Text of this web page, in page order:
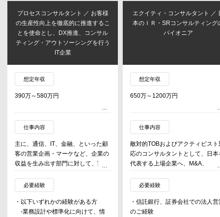
プロセスコンサルタント ／ お客様
の生産性向上を徹底的に推進するこ
とを使命とし、DX推進、コンサル
ティング・アウトソーシングを行う
IT企業
想定年収
390万～580万円
仕事内容
主に、通信、IT、金融、といった顧
客の営業企画・マーケなど、企業の
収益を生み出す部門に対して、実業
務を担当する現場視点での業務設
計・構築～改善をスピーディーに実
現していく。
昨今の環境変化が著しい中で、業務
可視化を行いデジタル実装による改
必要経験
・以下いずれかの経験がある方
-業務設計や標準化に向けて、情
エクイティ・コンサルタント ／
本のＩＲ・SRコンサルティング
パイオニア
想定年収
650万～1200万円
仕事内容
敵対的TOBおよびアクティビスト
応のコンサルタントとして、日本
代表する上場企業へ、M&A、
ProxyFight、アクティビスト対応
の＜戦略的コンサルティング＞に
事する。
平時の株主対応支援からアクティ
スト対応、プロキシー・ファイト
必要経験
・信託銀行、証券会社での法人営
のご経験